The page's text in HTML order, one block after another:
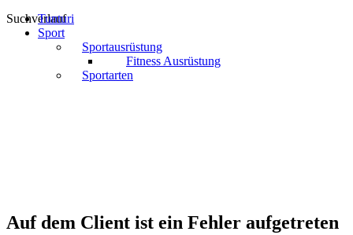
Suchverlauf
Tunturi
Sport
Sportausrüstung
Fitness Ausrüstung
Sportarten
Auf dem Client ist ein Fehler aufgetreten